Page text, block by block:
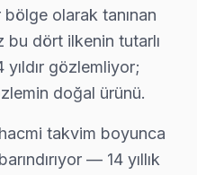
Servisi
aylarında daha çok
olarak tanınan
bu dört ilkenin tutarlı
yıldır gözlemliyor;
doğal ürünü.
takvim boyunca
— 14 yıllık